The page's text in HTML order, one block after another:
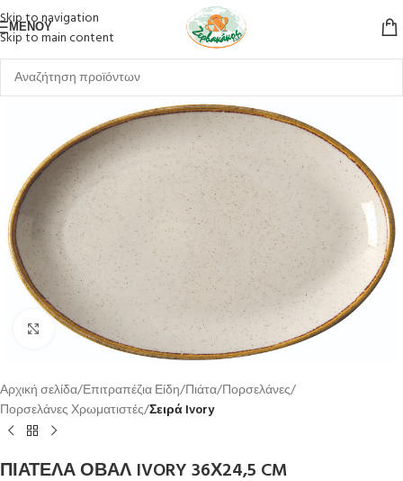
Skip to navigation
Skip to main content
ΜΕΝΟΎ
Κλικ για μεγέθυνση
Αρχική σελίδα Επιτραπέζια Είδη Πιάτα Πορσελάνες
Πορσελάνες Χρωματιστές Σειρά Ivory
ΠΙΑΤΕΛΑ ΟΒΑΛ IVORY 36Χ24,5 CM